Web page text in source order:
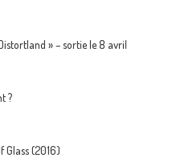
» – sortie le 8 avril
?
Glass (2016)